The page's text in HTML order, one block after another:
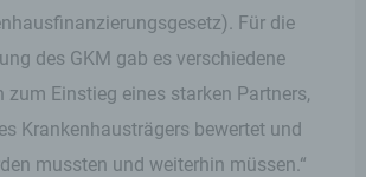
Für die
des GKM gab es verschiedene
zum Einstieg eines starken Partners,
Krankenhausträgers bewertet und
mussten und weiterhin müssen.“
dem auf dem Computersystem
abgelegten Cookie übernommen
Beispiel ist das Cookie eines
Online-Shop. Der Online-Shop
Artikel, die ein Kunde in den
gelegt hat, über ein Cookie.